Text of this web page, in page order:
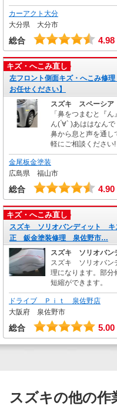
カーアクト大分
大分県 大分市
総合 4.98
キズ・へこみ直し
左フロント側面キズ・へこみ修
お任せください】
スズキ スペーシア
「鼻をつまむと『
ん( ́∀` )あははなん
鼻から息と声を通し
軽にご相談ください!
金尾板金塗装
広島県 福山市
総合 4.90
キズ・へこみ直し
スズキ ソリオバンディット キ
正 鈑金塗装修理 泉佐野市…
スズキ ソリオバン
スズキ ソリオバン
理になります。部分
短縮ができます。
ドライブ Ｐｉｔ 泉佐野店
大阪府 泉佐野市
総合 5.00
スズキの他の作